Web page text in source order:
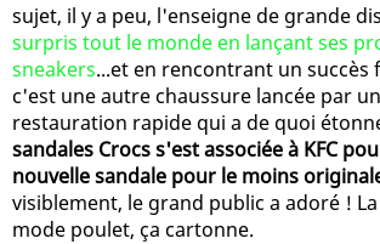
sujet, il y a peu, l'enseigne de grande
surpris tout le monde en lançant ses
sneakers...et en rencontrant un
c'est une autre chaussure lancée par
restauration rapide qui a de quoi
sandales Crocs s'est associée à KFC
nouvelle sandale pour le moins
visiblement, le grand public a adoré !
mode poulet, ça cartonne.